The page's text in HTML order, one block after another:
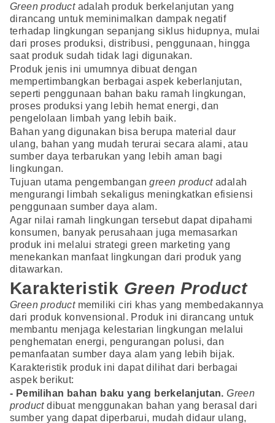
Green productadalah produk berkelanjutan yang
dirancang untuk meminimalkan dampak negatif
terhadap lingkungan sepanjang siklus hidupnya, mulai
dari proses produksi, distribusi, penggunaan, hingga
saat produk sudah tidak lagi digunakan.
Produk jenis ini umumnya dibuat dengan
mempertimbangkan berbagai aspek keberlanjutan,
seperti penggunaan bahan baku ramah lingkungan,
proses produksi yang lebih hemat energi, dan
pengelolaan limbah yang lebih baik.
Bahan yang digunakan bisa berupa material daur
ulang, bahan yang mudah terurai secara alami, atau
sumber daya terbarukan yang lebih aman bagi
lingkungan.
Tujuan utama pengembangan green productadalah
mengurangi limbah sekaligus meningkatkan efisiensi
penggunaan sumber daya alam.
Agar nilai ramah lingkungan tersebut dapat dipahami
konsumen, banyak perusahaan juga memasarkan
produk ini melalui strategi green marketing yang
menekankan manfaat lingkungan dari produk yang
ditawarkan.
Karakteristik Green Product
Green product memiliki ciri khas yang membedakannya
dari produk konvensional. Produk ini dirancang untuk
membantu menjaga kelestarian lingkungan melalui
penghematan energi, pengurangan polusi, dan
pemanfaatan sumber daya alam yang lebih bijak.
Karakteristik produk ini dapat dilihat dari berbagai
aspek berikut:
- Pemilihan bahan baku yang berkelanjutan.Green
productdibuat menggunakan bahan yang berasal dari
sumber yang dapat diperbarui, mudah didaur ulang,